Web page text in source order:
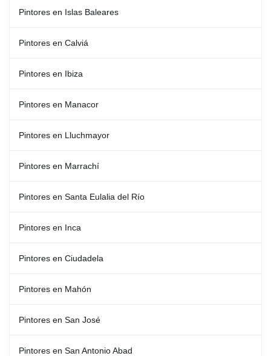
Pintores en Islas Baleares
Pintores en Calviá
Pintores en Ibiza
Pintores en Manacor
Pintores en Lluchmayor
Pintores en Marrachí
Pintores en Santa Eulalia del Río
Pintores en Inca
Pintores en Ciudadela
Pintores en Mahón
Pintores en San José
Pintores en San Antonio Abad